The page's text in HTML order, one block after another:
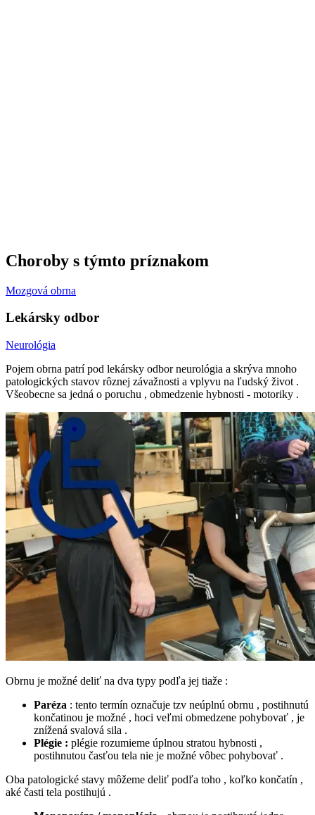
Choroby s týmto príznakom
Mozgová obrna
Lekársky odbor
Neurológia
Pojem obrna patrí pod lekársky odbor neurológia a skrýva mnoho
patologických stavov rôznej závažnosti a vplyvu na ľudský život .
Všeobecne sa jedná o poruchu , obmedzenie hybnosti - motoriky .
Obrnu je možné deliť na dva typy podľa jej tiaže :
Paréza : tento termín označuje tzv neúplnú obrnu , postihnutú
končatinou je možné , hoci veľmi obmedzene pohybovať , je
znížená svalová sila .
Plégie : plégie rozumieme úplnou stratou hybnosti ,
postihnutou časťou tela nie je možné vôbec pohybovať .
Oba patologické stavy môžeme deliť podľa toho , koľko končatín ,
aké časti tela postihujú .